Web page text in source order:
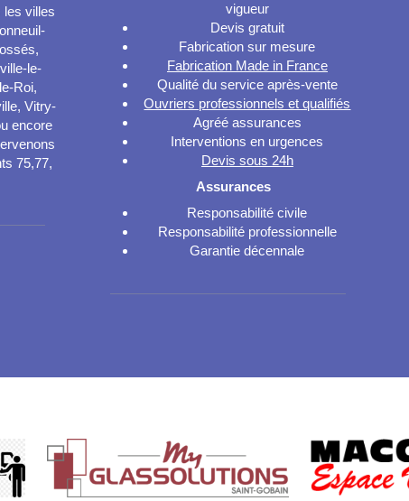
les villes
le-
Roi,
Vitry-
encore
75,77,
vigueur
Devis gratuit
Fabrication sur mesure
Fabrication Made in France
Qualité du service après-vente
Ouvriers professionnels et qualifiés
Agréé assurances
Interventions en urgences
Devis sous 24h
Assurances
Responsabilité civile
Responsabilité professionnelle
Garantie décennale